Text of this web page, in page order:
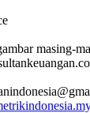
masing-